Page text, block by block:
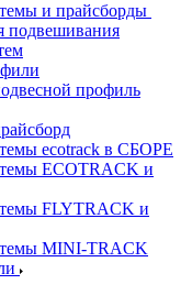
и прайсборды
подвешивания
профиль
ecotrack в СБОРЕ
ECOTRACK и
FLYTRACK и
MINI-TRACK